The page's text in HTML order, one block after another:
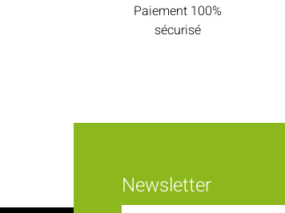
Paiement 100%
sécurisé
Newsletter